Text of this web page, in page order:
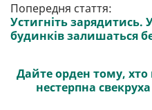
Попередня стаття:
Устигніть зарядитись.
будинків залишаться
Дайте орден тому, хто
нестерпна